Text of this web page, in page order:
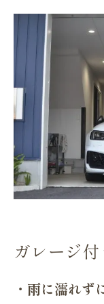
ガレージ
・雨に濡れず